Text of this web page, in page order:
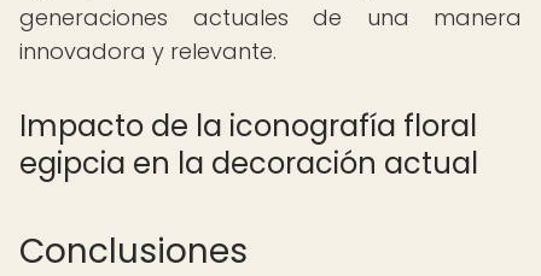
generaciones actuales de una manera
innovadora y relevante.
Impacto de la iconografía floral
egipcia en la decoración actual
Conclusiones